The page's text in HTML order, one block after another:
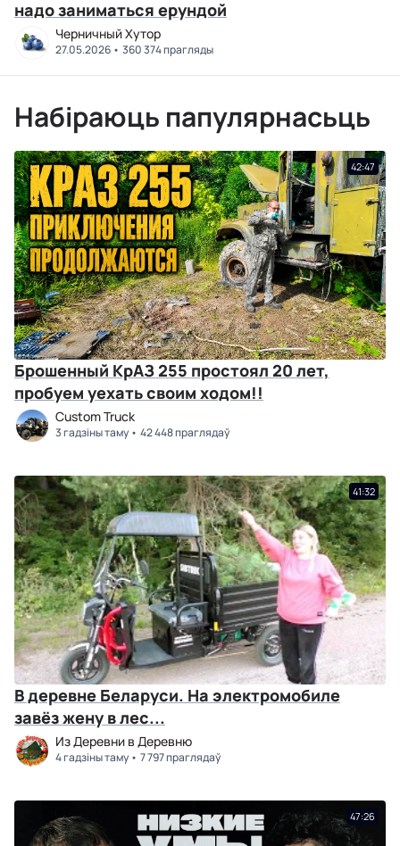
надо заниматься ерундой
Черничный Хутор
27.05.2026 360 374 прагляды
Набіраюць папулярнасьць
42:47
Брошенный КрАЗ 255 простоял 20 лет,
пробуем уехать своим ходом!!
Custom Truck
3 гадзіны таму 42 448 праглядаў
41:32
В деревне Беларуси. На электромобиле
завёз жену в лес...
Из Деревни в Деревню
4 гадзіны таму 7 797 праглядаў
47:26